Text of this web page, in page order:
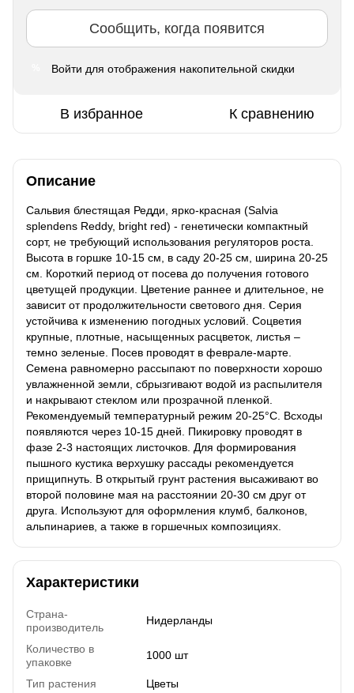
Сообщить, когда появится
Войти для отображения накопительной скидки
В избранное К сравнению
Описание
Сальвия блестящая Редди, ярко-красная (Salvia
splendens Reddy, bright red) - генетически компактный
сорт, не требующий использования регуляторов роста.
Высота в горшке 10-15 см, в саду 20-25 см, ширина 20-25
см. Короткий период от посева до получения готового
цветущей продукции. Цветение раннее и длительное, не
зависит от продолжительности светового дня. Серия
устойчива к изменению погодных условий. Соцветия
крупные, плотные, насыщенных расцветок, листья –
темно зеленые. Посев проводят в феврале-марте.
Семена равномерно рассыпают по поверхности хорошо
увлажненной земли, сбрызгивают водой из распылителя
и накрывают стеклом или прозрачной пленкой.
Рекомендуемый температурный режим 20-25°C. Всходы
появляются через 10-15 дней. Пикировку проводят в
фазе 2-3 настоящих листочков. Для формирования
пышного кустика верхушку рассады рекомендуется
прищипнуть. В открытый грунт растения высаживают во
второй половине мая на расстоянии 20-30 см друг от
друга. Используют для оформления клумб, балконов,
альпинариев, а также в горшечных композициях.
Характеристики
Страна-
производитель
Нидерланды
Количество в
упаковке
1000 шт
Тип растения
Цветы